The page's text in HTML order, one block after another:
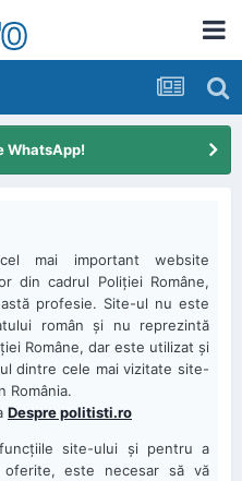
WhatsApp!
mai important website
din cadrul Poliţiei Române,
profesie. Site-ul nu este
român şi nu reprezintă
Române, dar este utilizat şi
dintre cele mai vizitate site-
România.
Despre politisti.ro
site-ului şi pentru a
este necesar să vă